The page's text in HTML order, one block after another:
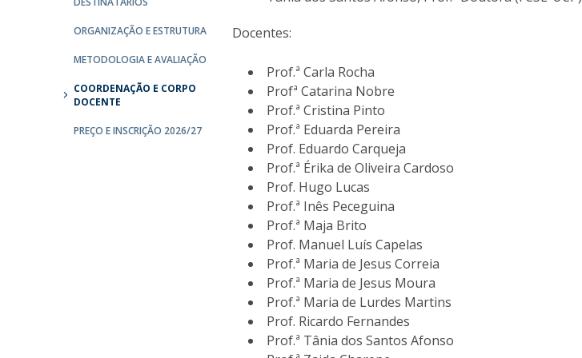
ORGANIZAÇÃO E ESTRUTURA
METODOLOGIA E AVALIAÇÃO
COORDENAÇÃO E CORPO
DOCENTE
PREÇO E INSCRIÇÃO 2026/27
Docentes:
Prof.ª Carla Rocha
Profª Catarina Nobre
Prof.ª Cristina Pinto
Prof.ª Eduarda Pereira
Prof. Eduardo Carqueja
Prof.ª Érika de Oliveira Cardoso
Prof. Hugo Lucas
Prof.ª Inês Peceguina
Prof.ª Maja Brito
Prof. Manuel Luís Capelas
Prof.ª Maria de Jesus Correia
Prof.ª Maria de Jesus Moura
Prof.ª Maria de Lurdes Martins
Prof. Ricardo Fernandes
Prof.ª Tânia dos Santos Afonso